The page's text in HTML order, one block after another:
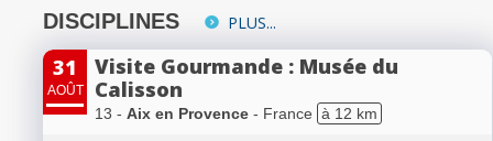
DISCIPLINES
PLUS...
31
AOÛT
Visite Gourmande : Musée du
Calisson
13 - Aix en Provence - France à 12 km